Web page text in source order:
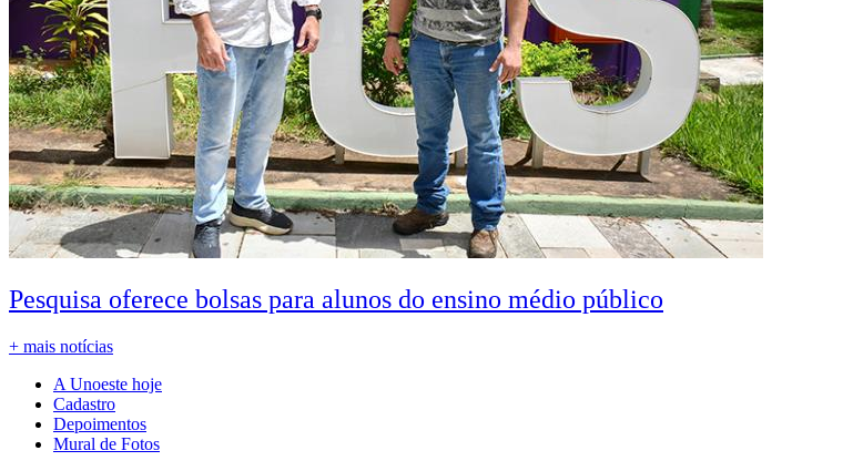
Pesquisa oferece bolsas para alunos do ensino médio público
+ mais notícias
A Unoeste hoje
Cadastro
Depoimentos
Mural de Fotos